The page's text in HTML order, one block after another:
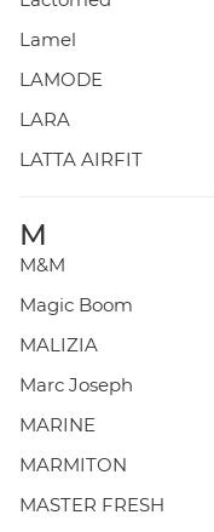
Lamel
LAMODE
LARA
LATTA AIRFIT
M
M&M
Magic Boom
MALIZIA
Marc Joseph
MARINE
MARMITON
MASTER FRESH